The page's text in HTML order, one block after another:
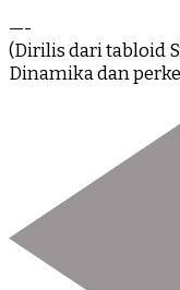
—-
(Dirilis dari tabloid
Dinamika dan